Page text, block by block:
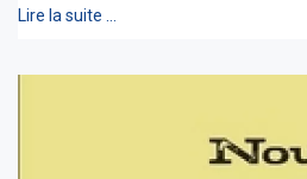
Lire la suite …